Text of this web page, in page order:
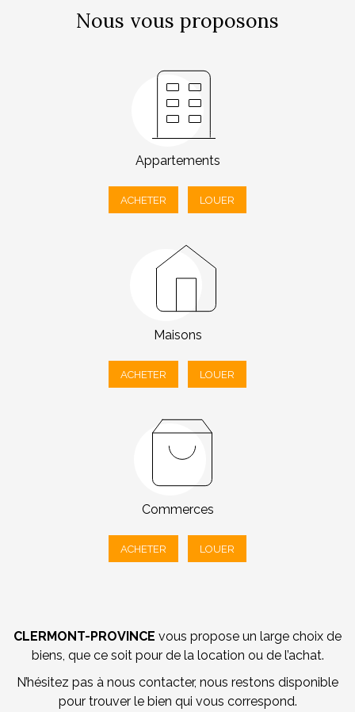
Nous vous proposons
Appartements
ACHETER LOUER
Maisons
ACHETER LOUER
Commerces
ACHETER LOUER
CLERMONT-PROVINCE vous propose un large choix de
biens, que ce soit pour de la location ou de l’achat.
N’hésitez pas à nous contacter, nous restons disponible
pour trouver le bien qui vous correspond.